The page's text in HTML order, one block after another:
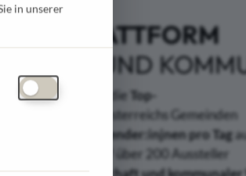
UND
Fachmesse für die Top-
aus Österreichs Gemeinden
und Anwender:injnen pro Tag
treffen auf über 200 Aussteller
in unserer